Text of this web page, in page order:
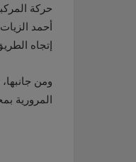
حركة
أحمد
إتجاه
ومن
المرورية